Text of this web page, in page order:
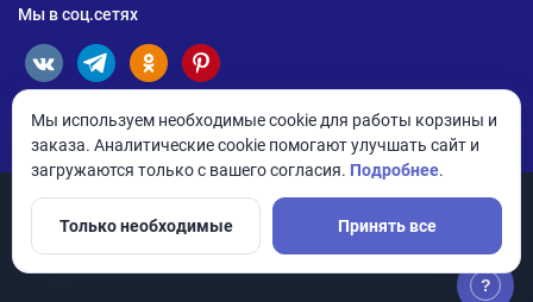
Мы в соц.сетях
© 2026 ANDPRO / ООО «АНД-Системс»
?
Мы используем необходимые cookie для работы корзины и
заказа. Аналитические cookie помогают улучшать сайт и
загружаются только с вашего согласия. Подробнее.
Только необходимые Принять все